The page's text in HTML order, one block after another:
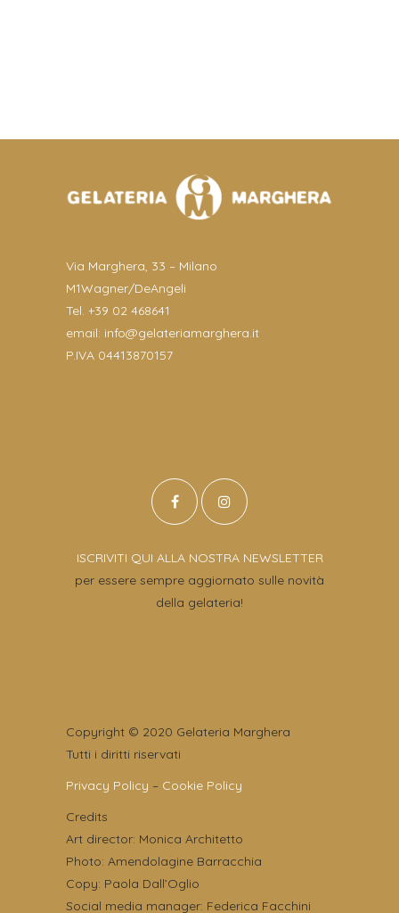
Via Marghera, 33 – Milano
M1Wagner/DeAngeli
Tel. +39 02 468641
email: info@gelateriamarghera.it
P.IVA 04413870157
ISCRIVITI QUI ALLA NOSTRA NEWSLETTER
per essere sempre aggiornato sulle novità
della gelateria!
Copyright © 2020 Gelateria Marghera
Tutti i diritti riservati
Privacy Policy – Cookie Policy
Credits
Art director: Monica Architetto
Photo: Amendolagine Barracchia
Copy: Paola Dall’Oglio
Social media manager: Federica Facchini